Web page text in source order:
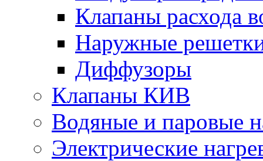
Клапаны расхода
Наружные
Диффузоры
Клапаны КИВ
Водяные и паровые
Электрические